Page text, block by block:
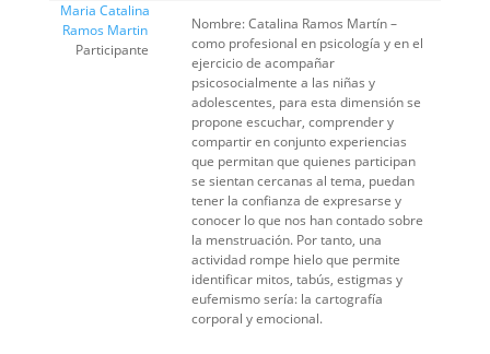
Maria Catalina
Ramos Martin
Participante
Nombre: Catalina Ramos Martín –
como profesional en psicología y en el
ejercicio de acompañar
psicosocialmente a las niñas y
adolescentes, para esta dimensión se
propone escuchar, comprender y
compartir en conjunto experiencias
que permitan que quienes participan
se sientan cercanas al tema, puedan
tener la confianza de expresarse y
conocer lo que nos han contado sobre
la menstruación. Por tanto, una
actividad rompe hielo que permite
identificar mitos, tabús, estigmas y
eufemismo sería: la cartografía
corporal y emocional.